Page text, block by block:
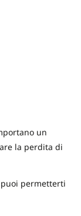
un
la perdita di
permetterti